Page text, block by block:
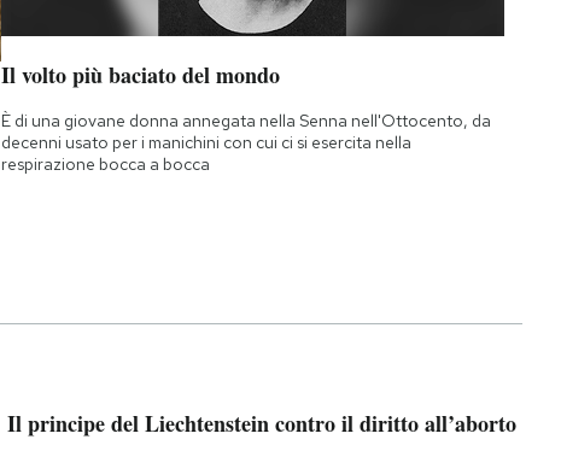
Il volto più baciato del mondo
È di una giovane donna annegata nella Senna nell'Ottocento, da
decenni usato per i manichini con cui ci si esercita nella
respirazione bocca a bocca
Il principe del Liechtenstein contro il diritto all’aborto